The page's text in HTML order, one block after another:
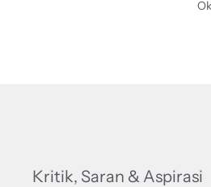
Kritik, Saran & Aspirasi